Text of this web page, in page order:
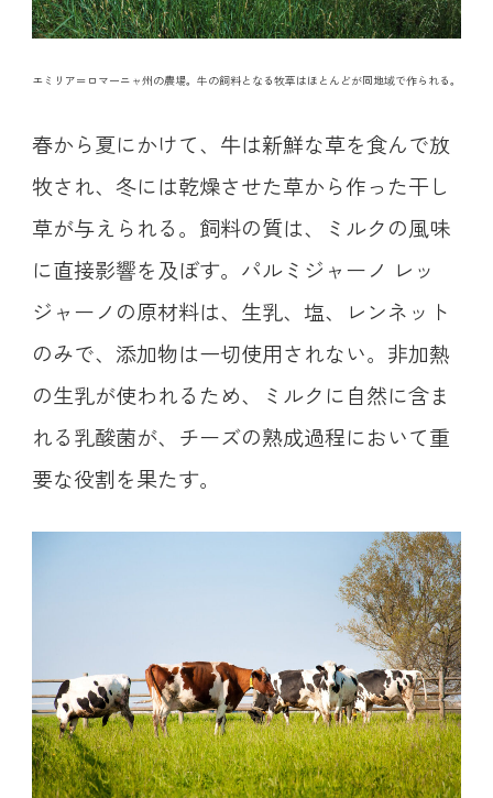
エミリア＝ロマーニャ州の農場。牛の飼料となる牧草はほとんどが同地域で作られる。
春から夏にかけて、牛は新鮮な草を食んで放
牧され、冬には乾燥させた草から作った干し
草が与えられる。飼料の質は、ミルクの風味
に直接影響を及ぼす。パルミジャーノ レッ
ジャーノの原材料は、生乳、塩、レンネット
のみで、添加物は一切使用されない。非加熱
の生乳が使われるため、ミルクに自然に含ま
れる乳酸菌が、チーズの熟成過程において重
要な役割を果たす。